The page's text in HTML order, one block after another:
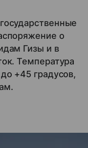
о
Гизы и в
Температура
+45 градусов,